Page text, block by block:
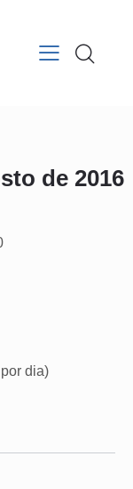
de 2016
dia)